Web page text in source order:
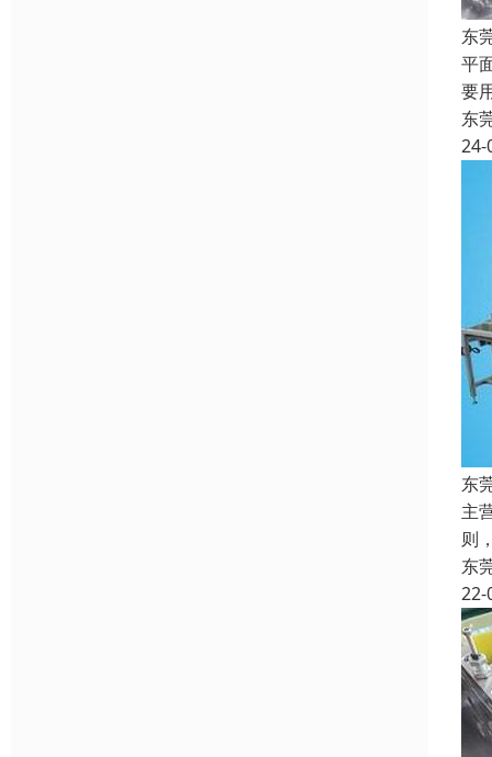
东
平
要
东
24-
东
主
则
东
22-